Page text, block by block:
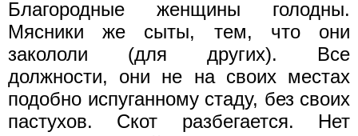
Благородные женщины голодны.
Мясники же сыты, тем, что они
закололи (для других). Все
должности, они не на своих местах
подобно испуганному стаду, без своих
пастухов. Скот разбегается. Нет